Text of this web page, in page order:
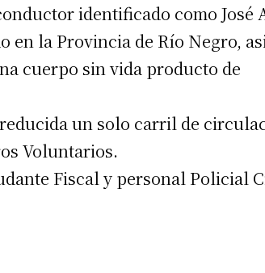
identificado como José
en la Provincia de Río Negro,
cuerpo sin vida producto de
un solo carril de
Voluntarios.
Fiscal y personal Policial